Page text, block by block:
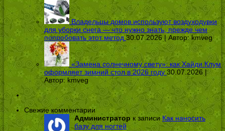
Владельцы домов используют воздуходувки
для уборки снега — что нужно знать, прежде чем
попробовать этот метод 30.07.2026 | Автор:kmveg
«Замена солнечному свету»: как Хайди Клум
оформляет зимний стол в 2026 году 30.07.2026 |
Автор: kmveg
Свежие комментарии
Администраторк записиКак наносить
базу для ногтей